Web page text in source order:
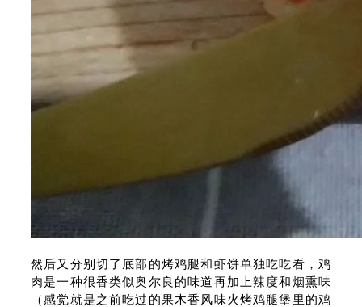
然后又分别切了底部的烤鸡腿和虾饼单独吃吃看，鸡
肉是一种很香类似奥尔良的味道再加上辣度和烟熏味
（感觉就是之前吃过的果木香风味火烤鸡腿堡里的鸡